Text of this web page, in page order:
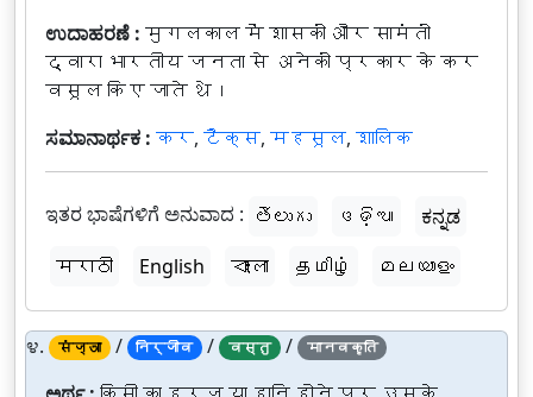
ಉದಾಹರಣೆ : मुगलकाल में शासकों और सामंतों
द्वारा भारतीय जनता से अनेकों प्रकार के कर
वसूल किए जाते थे।
ಸಮಾನಾರ್ಥಕ : कर, टैक्स, महसूल, शालिक
ಇತರ ಭಾಷೆಗಳಿಗೆ ಅನುವಾದ : తెలుగు ଓଡ଼ିଆ
ಕನ್ನಡ
मराठी
English বাংলা தமிழ் മലയാളം
೪. संज्ञा / निर्जीव / वस्तु / मानवकृति